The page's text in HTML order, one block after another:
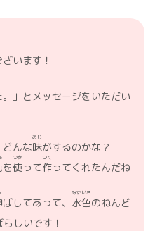
います！
。」とメッセージをいただい
どんな味
あじ
がするのかな？
を使
つか
って作
つく
ってくれたんだね
ばしてあって、 水色
みずいろ
のねんど
しいです！